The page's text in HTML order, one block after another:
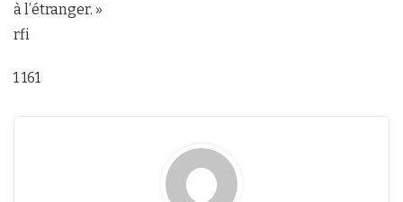
à l’étranger. »
rfi
1 161